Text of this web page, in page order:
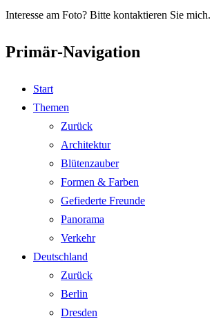
Interesse am Foto? Bitte kontaktieren Sie mich.
Primär-Navigation
Start
Themen
Zurück
Architektur
Blütenzauber
Formen & Farben
Gefiederte Freunde
Panorama
Verkehr
Deutschland
Zurück
Berlin
Dresden